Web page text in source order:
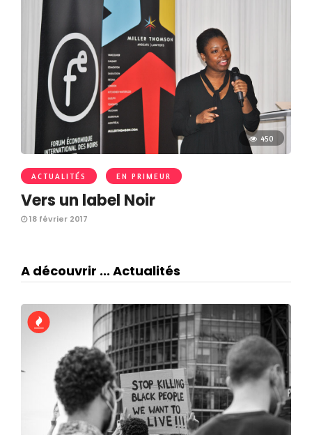
450
ACTUALITÉS EN PRIMEUR
Vers un label Noir
18 février 2017
A découvrir ... Actualités